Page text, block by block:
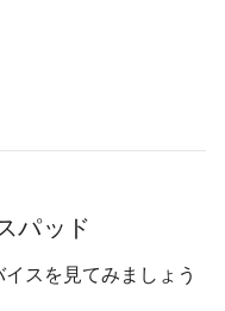
パッド
スを見てみましょう